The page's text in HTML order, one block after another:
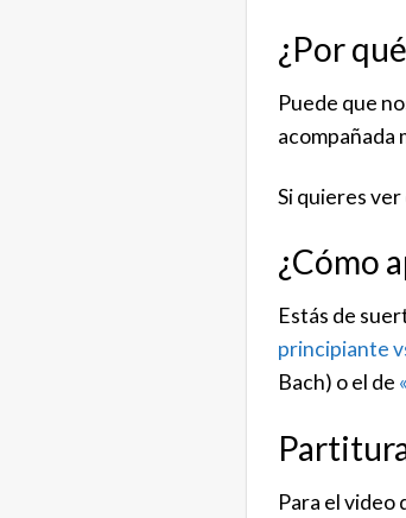
¿Por
Puede que
acompañada
Si quieres
¿Cómo
Estás de
principiante
Bach) o el de
Para el video